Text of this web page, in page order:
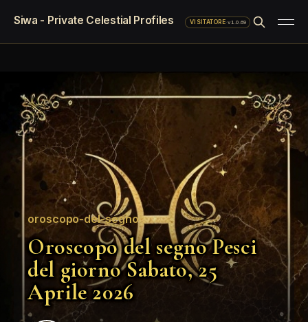
Siwa - Private Celestial Profiles VISITATORE·v1.0.69
oroscopo-del-segno
Oroscopo del segno Pesci
del giorno Sabato, 25
Aprile 2026